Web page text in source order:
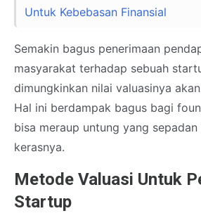
Untuk Kebebasan Finansial
Semakin bagus penerimaan
masyarakat terhadap sebuah
dimungkinkan nilai valuasinya
Hal ini berdampak bagus bagi
bisa meraup untung yang
kerasnya.
Metode Valuasi Untuk
Startup